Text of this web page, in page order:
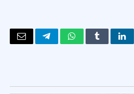
لينكدإنTumblrواتسابتيلقرامالبريد